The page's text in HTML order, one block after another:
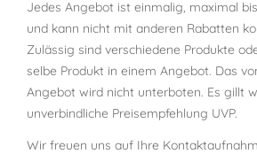
Jedes Angebot ist einmalig, maximal
und kann nicht mit anderen Rabatten
Zulässig sind verschiedene Produkte
selbe Produkt in einem Angebot. Das
Angebot wird nicht unterboten. Es gillt
unverbindliche Preisempfehlung UVP.
Wir freuen uns auf Ihre